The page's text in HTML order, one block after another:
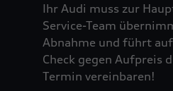
Ihr Audi muss zur
Service-Team
Abnahme und führt
Check gegen Aufpreis
Termin vereinbaren!